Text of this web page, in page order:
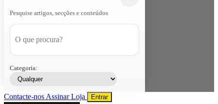
Pesquise artigos, secções e conteúdos
Categoria:
Contacte-nos AssinarLoja Entrar